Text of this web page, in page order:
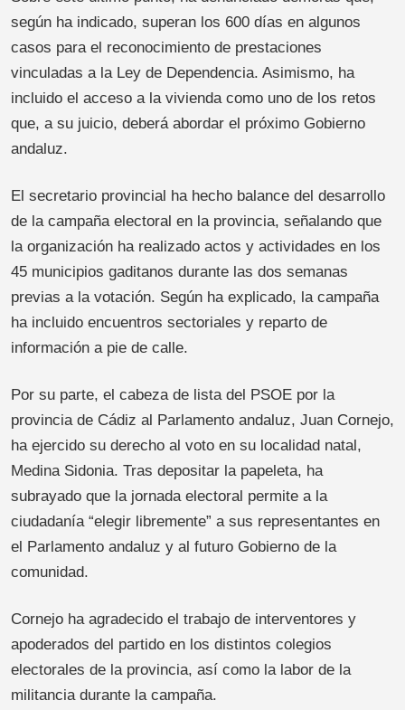
según ha indicado, superan los 600 días en algunos
casos para el reconocimiento de prestaciones
vinculadas a la Ley de Dependencia. Asimismo, ha
incluido el acceso a la vivienda como uno de los retos
que, a su juicio, deberá abordar el próximo Gobierno
andaluz.
El secretario provincial ha hecho balance del desarrollo
de la campaña electoral en la provincia, señalando que
la organización ha realizado actos y actividades en los
45 municipios gaditanos durante las dos semanas
previas a la votación. Según ha explicado, la campaña
ha incluido encuentros sectoriales y reparto de
información a pie de calle.
Por su parte, el cabeza de lista del PSOE por la
provincia de Cádiz al Parlamento andaluz, Juan Cornejo,
ha ejercido su derecho al voto en su localidad natal,
Medina Sidonia. Tras depositar la papeleta, ha
subrayado que la jornada electoral permite a la
ciudadanía “elegir libremente” a sus representantes en
el Parlamento andaluz y al futuro Gobierno de la
comunidad.
Cornejo ha agradecido el trabajo de interventores y
apoderados del partido en los distintos colegios
electorales de la provincia, así como la labor de la
militancia durante la campaña.